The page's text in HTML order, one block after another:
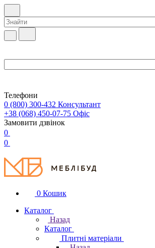
Телефони
0 (800) 300-432 Консультант
+38 (068) 450-07-75 Офіс
Замовити дзвінок
0
0
0 Кошик
Каталог
Назад
Каталог
Плитні матеріали